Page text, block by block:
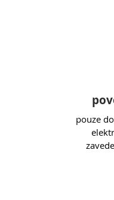
pouze